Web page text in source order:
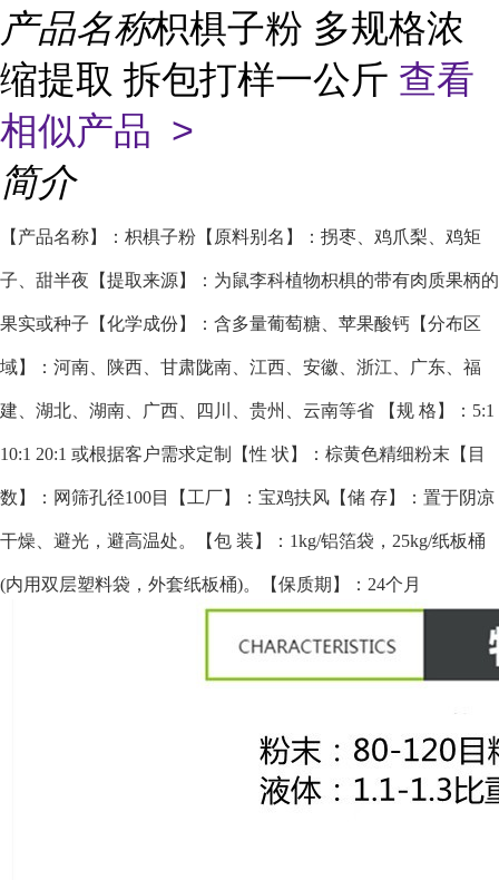
产品名称枳椇子粉 多规格浓
缩提取 拆包打样一公斤 查看
相似产品 >
简介
【产品名称】：枳椇子粉 【原料别名】：拐枣、鸡爪梨、鸡矩
子、甜半夜 【提取来源】：为鼠李科植物枳椇的带有肉质果柄的
果实或种子 【化学成份】：含多量葡萄糖、苹果酸钙 【分布区
域】：河南、陕西、甘肃陇南、江西、安徽、浙江、广东、福
建、湖北、湖南、广西、四川、贵州、云南等省 【规 格】：5:1
10:1 20:1 或根据客户需求定制 【性 状】：棕黄色精细粉末 【目
数】：网筛孔径100目 【工厂】：宝鸡扶风 【储 存】：置于阴凉
干燥、避光，避高温处。 【包 装】：1kg/铝箔袋，25kg/纸板桶
(内用双层塑料袋，外套纸板桶)。 【保质期】：24个月